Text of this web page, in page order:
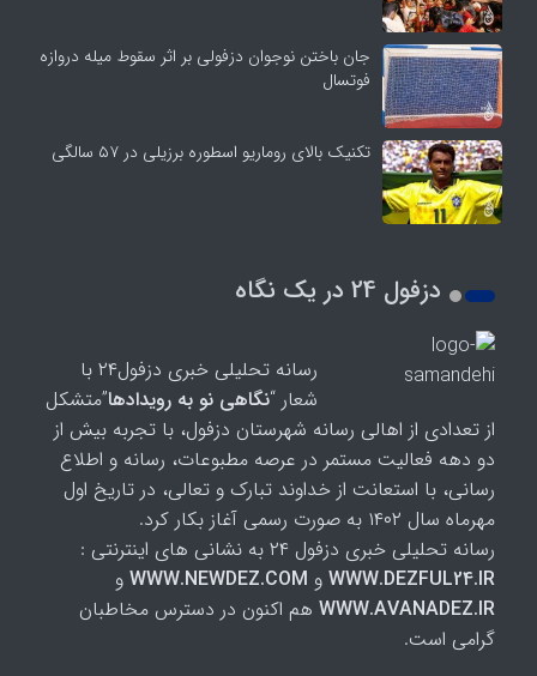
جان باختن نوجوان دزفولی بر اثر سقوط میله دروازه
فوتسال
تکنیک بالای روماریو اسطوره برزیلی در ۵۷ سالگی
دزفول 24 در یک نگاه
رسانه تحلیلی خبری دزفول۲۴ با
شعار “نگاهی نو به رویدادها”متشکل
از تعدادی از اهالی رسانه شهرستان دزفول، با تجربه بیش از
دو دهه فعالیت مستمر در عرصه مطبوعات، رسانه و اطلاع
رسانی، با استعانت از خداوند تبارک و تعالی، در تاریخ اول
مهرماه سال ۱۴۰۲ به صورت رسمی آغاز بکار کرد.
رسانه تحلیلی خبری دزفول ۲۴ به نشانی های اینترنتی :
WWW.DEZFUL24.IR و WWW.NEWDEZ.COM و
WWW.AVANADEZ.IR هم اکنون در دسترس مخاطبان
گرامی است.